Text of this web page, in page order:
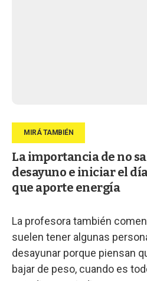
La importancia de no
desayuno e iniciar el
que aporte energía
La profesora también
suelen tener algunas
desayunar porque piensan
bajar de peso, cuando es